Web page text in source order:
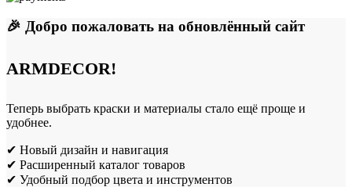
🎉 Добро пожаловать на обновлённый сайт
ARMDECOR!
Теперь выбрать краски и материалы стало ещё проще и
удобнее.
✔ Новый дизайн и навигация
✔ Расширенный каталог товаров
✔ Удобный подбор цвета и инструментов